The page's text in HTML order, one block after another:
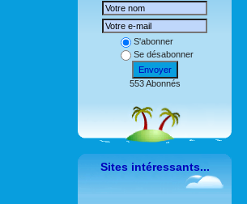
S'abonner
Se désabonner
Envoyer
553 Abonnés
Sites intéressants...